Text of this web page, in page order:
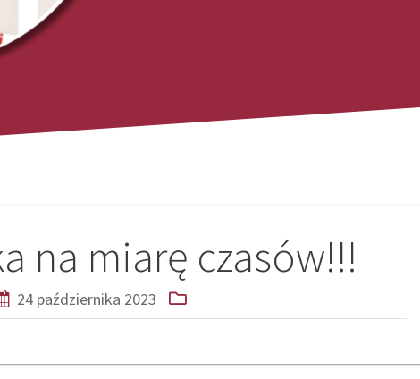
na miarę czasów!!!
24 października 2023